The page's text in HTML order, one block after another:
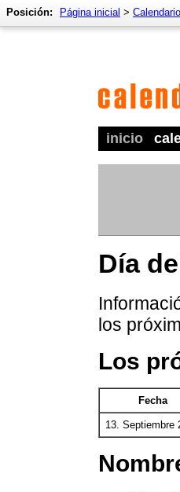
inicio
Posición: Página inicial > Calendario
Día
los
Los
Fecha
13. Septiembre